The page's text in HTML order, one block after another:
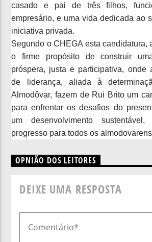
casado e pai de três filhos,
empresário, e uma vida dedicada ao
iniciativa privada.
Segundo o CHEGA esta candidatura,
o firme propósito de construir
próspera, justa e participativa, onde
de liderança, aliada à
Almodôvar, fazem de Rui Brito um
para enfrentar os desafios do
um desenvolvimento
progresso para todos os
OPNIÃO DOS LEITORES
DEIXE UMA RESPOSTA